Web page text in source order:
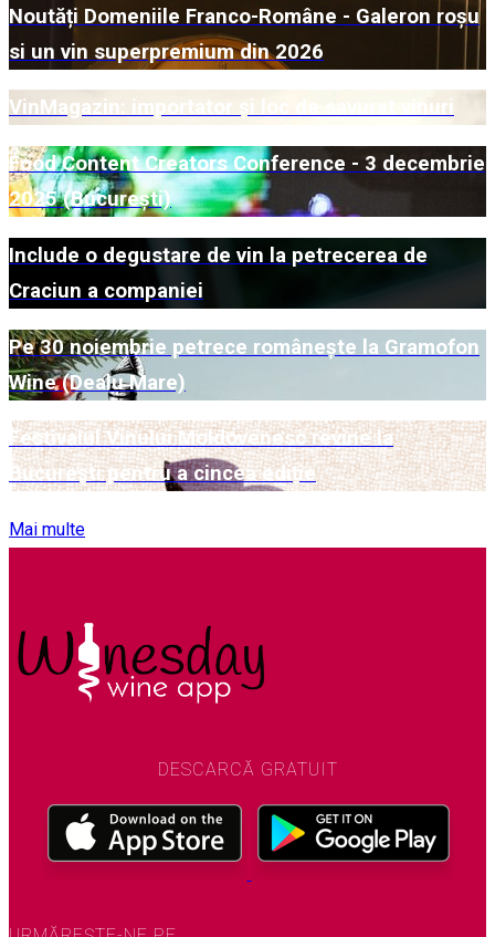
Noutăți Domeniile Franco-Române - Galeron roșu
si un vin superpremium din 2026
VinMagazin: importator și loc de savurat vinuri
Food Content Creators Conference - 3 decembrie
2025 (București)
Include o degustare de vin la petrecerea de
Craciun a companiei
Pe 30 noiembrie petrece românește la Gramofon
Wine (Dealu Mare)
Festivalul Vinului Moldovenesc revine la
București pentru a cincea ediție
Mai multe
DESCARCĂ GRATUIT